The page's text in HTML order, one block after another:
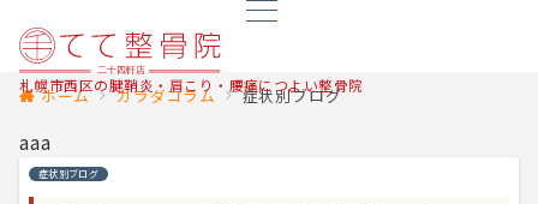
札幌市西区の腱鞘炎・肩こり・腰痛につよい整骨院
ホーム カラダコラム 症状別ブログ
aaa
症状別ブログ